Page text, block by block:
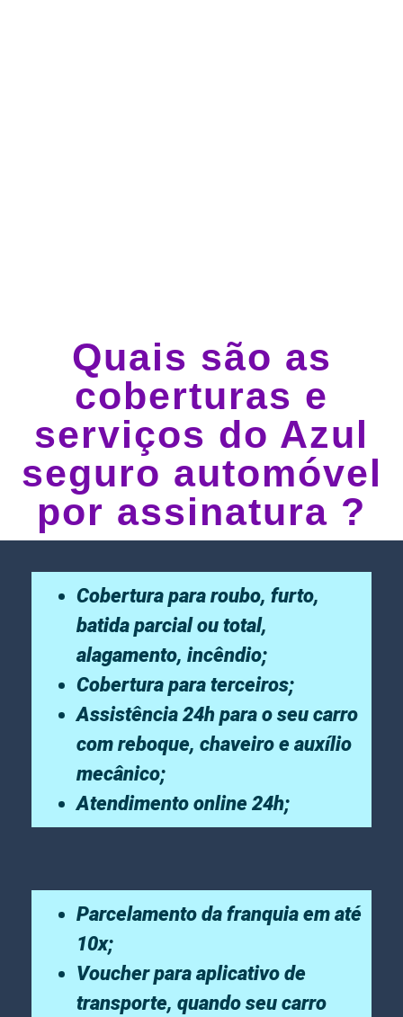
Quais são as
coberturas e
serviços do Azul
seguro automóvel
por assinatura ?
Cobertura para roubo, furto,
batida parcial ou total,
alagamento, incêndio;
Cobertura para terceiros;
Assistência 24h para o seu carro
com reboque, chaveiro e auxílio
mecânico;
Atendimento online 24h;
Parcelamento da franquia em até
10x;
Voucher para aplicativo de
transporte, quando seu carro